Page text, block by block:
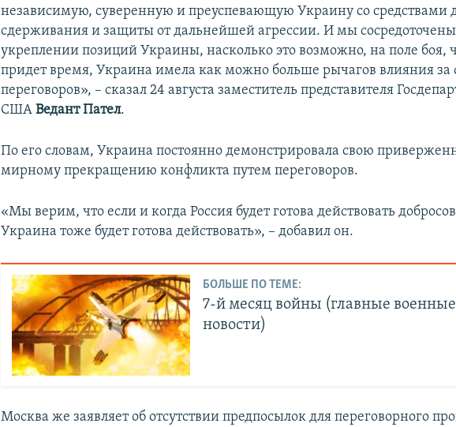
независимую, суверенную и преуспевающую Украину со средствами
сдерживания и защиты от дальнейшей агрессии. И мы
укреплении позиций Украины, насколько это возможно, на поле боя,
придет время, Украина имела как можно больше рычагов влияния за
переговоров», – сказал 24 августа заместитель представителя
СШАВедант Пател.
По его словам, Украина постоянно демонстрировала свою
мирному прекращению конфликта путем переговоров.
«Мы верим, что если и когда Россия будет готова действовать
Украина тоже будет готова действовать», – добавил он.
БОЛЬШЕ ПО ТЕМЕ:
7-й месяц войны (главные военные
новости)
Москва же заявляет об отсутствии предпосылок для переговорного